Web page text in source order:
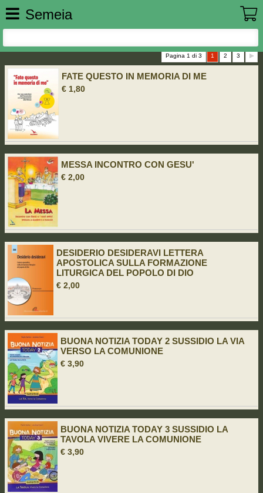
Semeia
Pagina 1 di 3 1 2 3
FATE QUESTO IN MEMORIA DI ME
€ 1,80
MESSA INCONTRO CON GESU'
€ 2,00
DESIDERIO DESIDERAVI LETTERA
APOSTOLICA SULLA FORMAZIONE
LITURGICA DEL POPOLO DI DIO
€ 2,00
BUONA NOTIZIA TODAY 2 SUSSIDIO LA VIA
VERSO LA COMUNIONE
€ 3,90
BUONA NOTIZIA TODAY 3 SUSSIDIO LA
TAVOLA VIVERE LA COMUNIONE
€ 3,90